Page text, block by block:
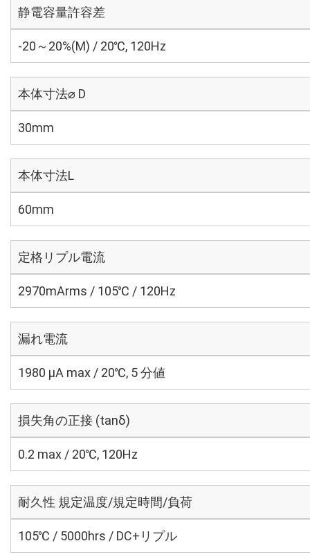
静電容量許容差
-20～20%(M) / 20℃, 120Hz
本体寸法⌀ D
30mm
本体寸法L
60mm
定格リプル電流
2970mArms / 105℃ / 120Hz
漏れ電流
1980 μA max / 20℃, 5 分値
損失角の正接 (tanδ)
0.2 max / 20℃, 120Hz
耐久性 規定温度/規定時間/負荷
105℃ / 5000hrs / DC+リプル